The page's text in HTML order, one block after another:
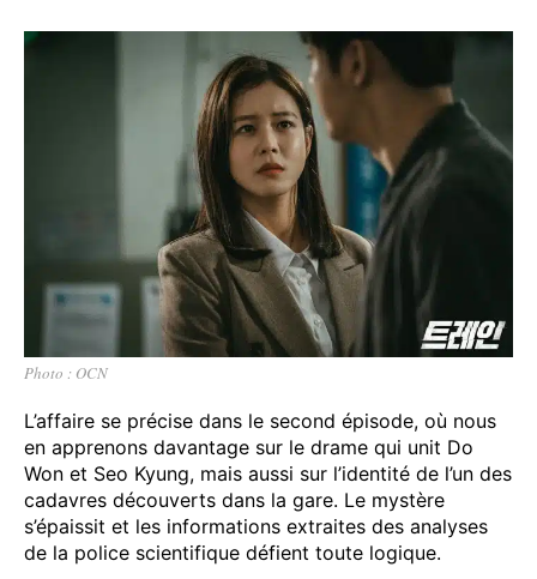
Photo : OCN
L’affaire se précise dans le second épisode, où nous
en apprenons davantage sur le drame qui unit Do
Won et Seo Kyung, mais aussi sur l’identité de l’un des
cadavres découverts dans la gare. Le mystère
s’épaissit et les informations extraites des analyses
de la police scientifique défient toute logique.